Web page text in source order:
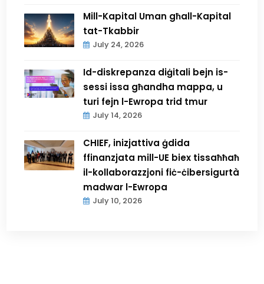
Mill-Kapital Uman għall-Kapital
tat-Tkabbir
July 24, 2026
Id-diskrepanza diġitali bejn is-
sessi issa għandha mappa, u
turi fejn l-Ewropa trid tmur
July 14, 2026
CHIEF, inizjattiva ġdida
ffinanzjata mill-UE biex tissaħħaħ
il-kollaborazzjoni fiċ-ċibersigurtà
madwar l-Ewropa
July 10, 2026